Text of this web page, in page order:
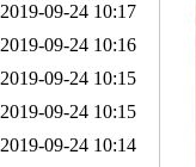
2019-09-24 10:17
2019-09-24 10:16
2019-09-24 10:15
2019-09-24 10:15
2019-09-24 10:14